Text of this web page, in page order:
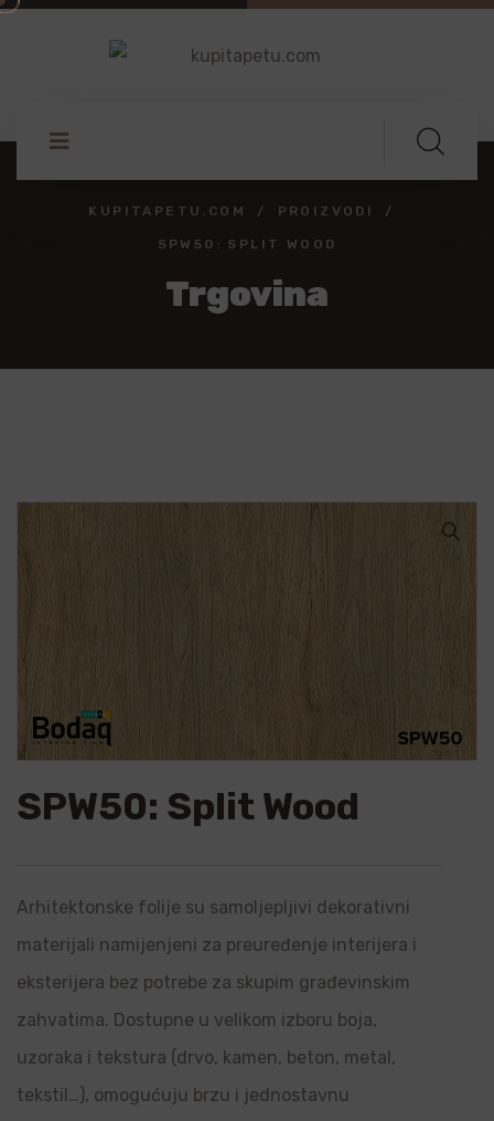
KUPITAPETU.COM PROIZVODI
SPW50: SPLIT WOOD
Trgovina
SPW50: Split Wood
Arhitektonske folije su samoljepljivi dekorativni
materijali namijenjeni za preuređenje interijera i
eksterijera bez potrebe za skupim građevinskim
zahvatima. Dostupne u velikom izboru boja,
uzoraka i tekstura (drvo, kamen, beton, metal,
tekstil…), omogućuju brzu i jednostavnu